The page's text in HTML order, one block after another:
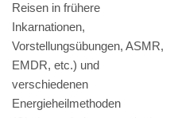
Reisen in frühere
Inkarnationen,
Vorstellungsübungen, ASMR,
EMDR, etc.) und
verschiedenen
Energieheilmethoden